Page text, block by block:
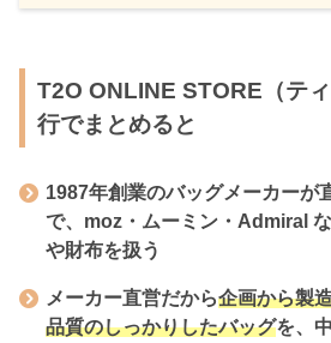
T2O ONLINE STORE（テ
行でまとめると
1987年創業のバッグメーカーが
で、moz・ムーミン・Admiral
や財布を扱う
メーカー直営だから企画から製
品質のしっかりしたバッグを、